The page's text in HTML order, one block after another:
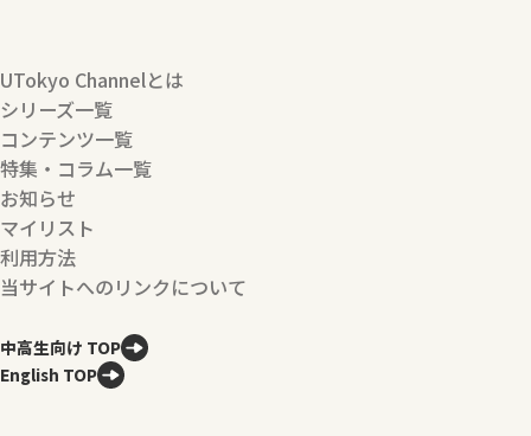
UTokyo Channelとは
シリーズ一覧
コンテンツ一覧
特集・コラム一覧
お知らせ
マイリスト
利用方法
当サイトへのリンクについて
中高生向け TOP
English TOP